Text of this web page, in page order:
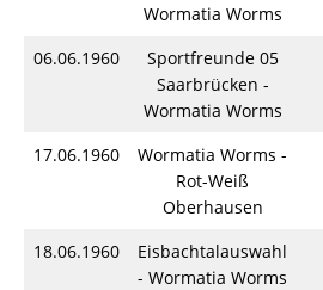
Wormatia Worms
06.06.1960
Sportfreunde 05
Saarbrücken -
Wormatia Worms
17.06.1960
Wormatia Worms -
Rot-Weiß
Oberhausen
18.06.1960
Eisbachtalauswahl
- Wormatia Worms